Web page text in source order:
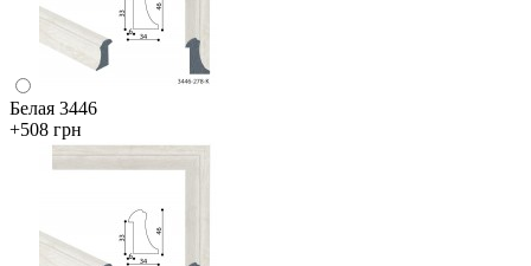
Белая 3446
+508 грн